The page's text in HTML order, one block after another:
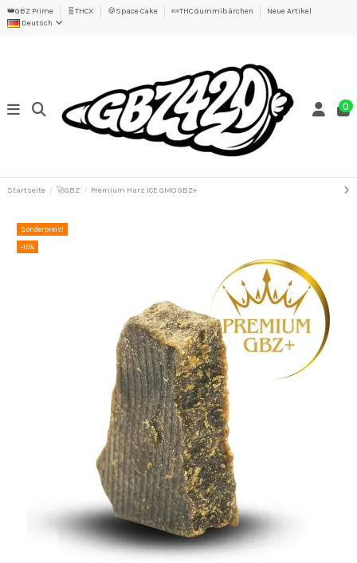
👑GBZ Prime 🧬THCX 🍪Space Cake 🍬THC Gummibärchen
Neue Artikel
Deutsch
0
Startseite 🚀GBZ Premium Harz ICE GMO GBZ+
Sonderpreis!
-15%